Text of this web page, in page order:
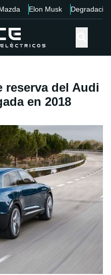
Elon Musk Degradación
reserva del Audi
en 2018